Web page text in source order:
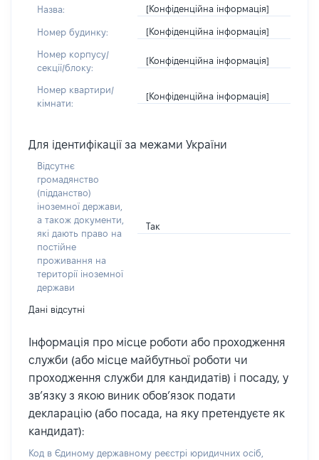
Назва: [Конфіденційна інформація]
Номер будинку: [Конфіденційна інформація]
Номер корпусу/
секції/блоку:
[Конфіденційна інформація]
Номер квартири/
кімнати:
[Конфіденційна інформація]
Для ідентифікації за межами України
Відсутнє
громадянство
(підданство)
іноземної держави,
а також документи,
які дають право на
постійне
проживання на
території іноземної
держави
Так
Дані відсутні
Інформація про місце роботи або проходження
служби (або місце майбутньої роботи чи
проходження служби для кандидатів) і посаду, у
зв’язку з якою виник обов’язок подати
декларацію (або посада, на яку претендуєте як
кандидат):
Код в Єдиному державному реєстрі юридичних осіб,